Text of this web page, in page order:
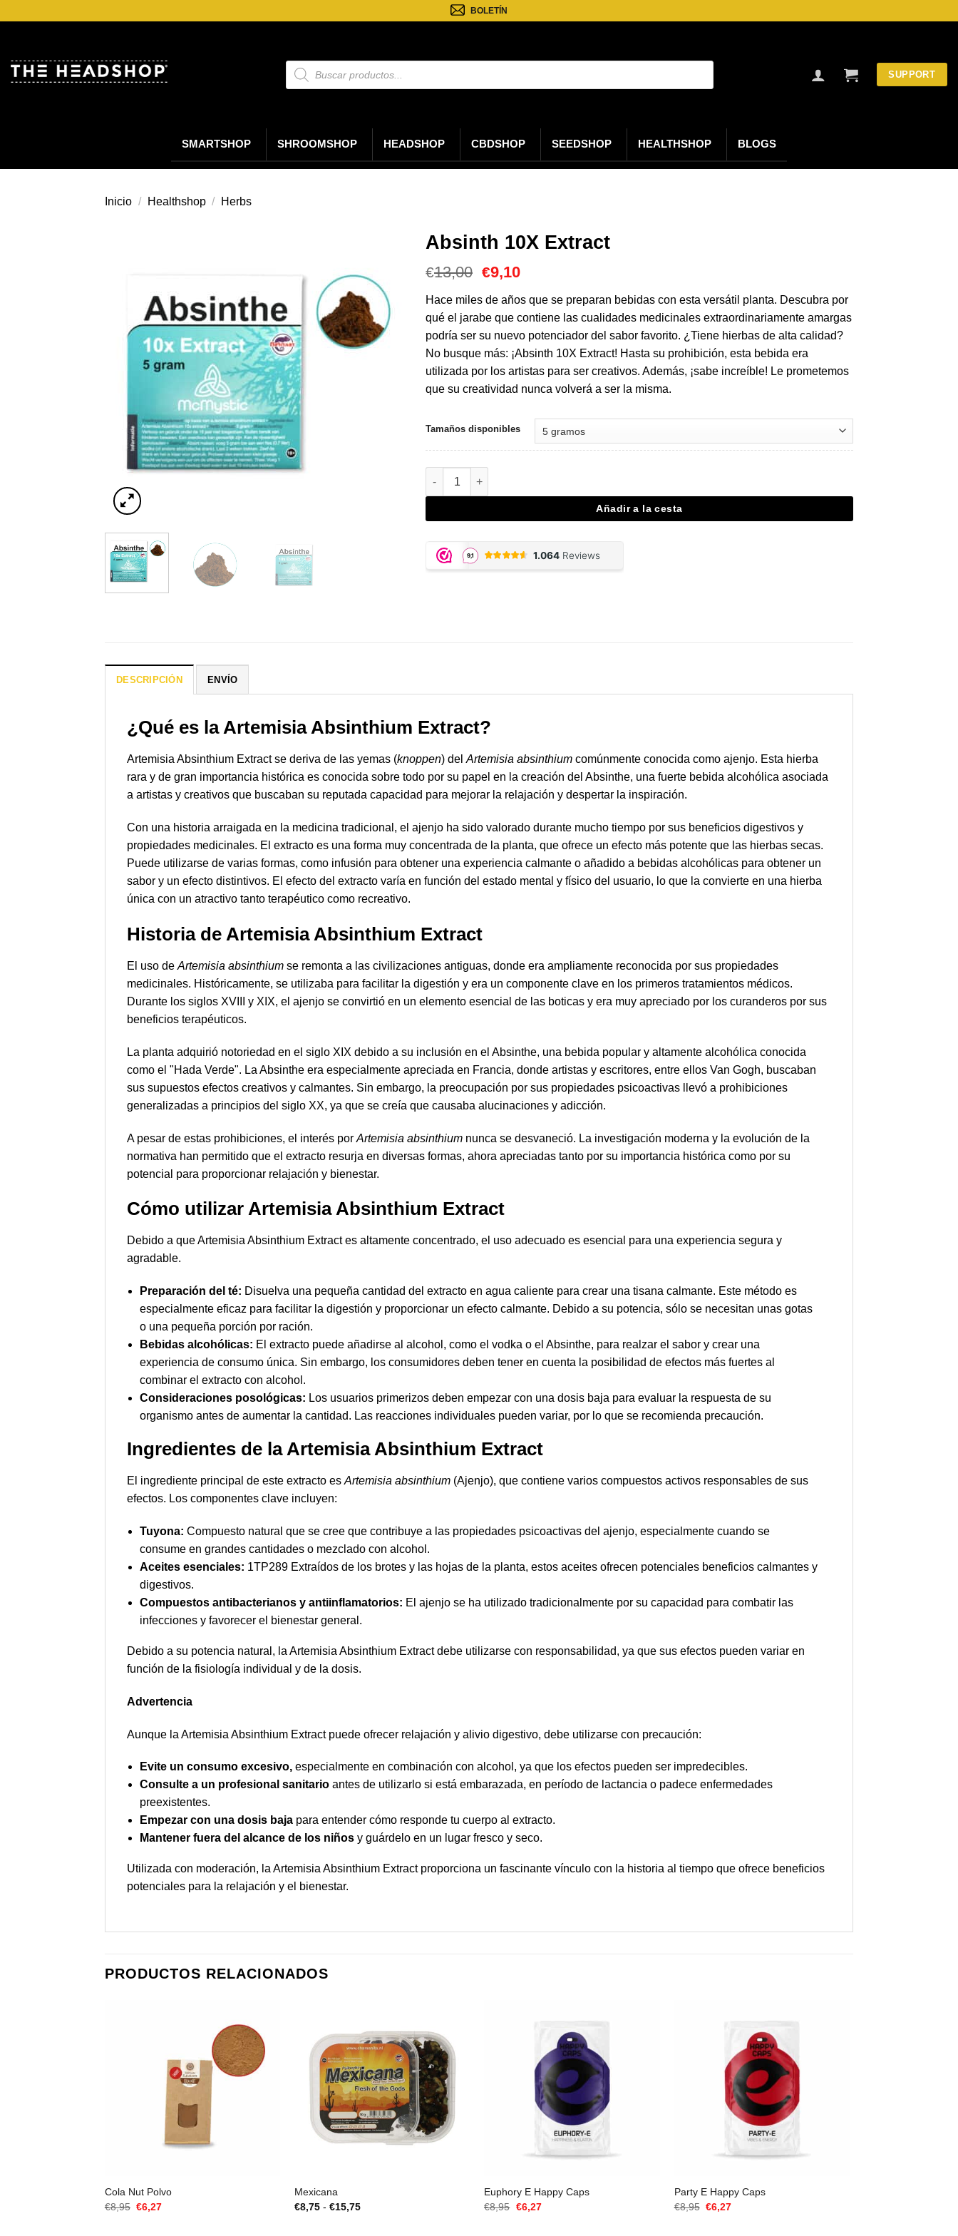
BOLETÍN
Búsqueda
de
productos
SUPPORT
SMARTSHOP SHROOMSHOP HEADSHOP CBDSHOP SEEDSHOP HEALTHSHOP BLOGS
Inicio / Healthshop / Herbs
Absinth 10X Extract
€13,00 El
original
era:
€13,00.
€9,10El
actual
es:
€9,10.
Hace miles de años que se preparan bebidas con esta versátil planta. Descubra por
qué el jarabe que contiene las cualidades medicinales extraordinariamente amargas
podría ser su nuevo potenciador del sabor favorito. ¿Tiene hierbas de alta calidad?
No busque más: ¡Absinth 10X Extract! Hasta su prohibición, esta bebida era
utilizada por los artistas para ser creativos. Además, ¡sabe increíble! Le prometemos
que su creatividad nunca volverá a ser la misma.
Tamaños disponibles
Absinth 10X Extract cantidad
Añadir a la cesta
DESCRIPCIÓN ENVÍO
¿Qué es la Artemisia Absinthium Extract?
Artemisia Absinthium Extract se deriva de las yemas (knoppen) del Artemisia absinthium comúnmente conocida como ajenjo. Esta hierba
rara y de gran importancia histórica es conocida sobre todo por su papel en la creación del Absinthe, una fuerte bebida alcohólica asociada
a artistas y creativos que buscaban su reputada capacidad para mejorar la relajación y despertar la inspiración.
Con una historia arraigada en la medicina tradicional, el ajenjo ha sido valorado durante mucho tiempo por sus beneficios digestivos y
propiedades medicinales. El extracto es una forma muy concentrada de la planta, que ofrece un efecto más potente que las hierbas secas.
Puede utilizarse de varias formas, como infusión para obtener una experiencia calmante o añadido a bebidas alcohólicas para obtener un
sabor y un efecto distintivos. El efecto del extracto varía en función del estado mental y físico del usuario, lo que la convierte en una hierba
única con un atractivo tanto terapéutico como recreativo.
Historia de Artemisia Absinthium Extract
El uso de Artemisia absinthium se remonta a las civilizaciones antiguas, donde era ampliamente reconocida por sus propiedades
medicinales. Históricamente, se utilizaba para facilitar la digestión y era un componente clave en los primeros tratamientos médicos.
Durante los siglos XVIII y XIX, el ajenjo se convirtió en un elemento esencial de las boticas y era muy apreciado por los curanderos por sus
beneficios terapéuticos.
La planta adquirió notoriedad en el siglo XIX debido a su inclusión en el Absinthe, una bebida popular y altamente alcohólica conocida
como el "Hada Verde". La Absinthe era especialmente apreciada en Francia, donde artistas y escritores, entre ellos Van Gogh, buscaban
sus supuestos efectos creativos y calmantes. Sin embargo, la preocupación por sus propiedades psicoactivas llevó a prohibiciones
generalizadas a principios del siglo XX, ya que se creía que causaba alucinaciones y adicción.
A pesar de estas prohibiciones, el interés por Artemisia absinthium nunca se desvaneció. La investigación moderna y la evolución de la
normativa han permitido que el extracto resurja en diversas formas, ahora apreciadas tanto por su importancia histórica como por su
potencial para proporcionar relajación y bienestar.
Cómo utilizar Artemisia Absinthium Extract
Debido a que Artemisia Absinthium Extract es altamente concentrado, el uso adecuado es esencial para una experiencia segura y
agradable.
Preparación del té: Disuelva una pequeña cantidad del extracto en agua caliente para crear una tisana calmante. Este método es
especialmente eficaz para facilitar la digestión y proporcionar un efecto calmante. Debido a su potencia, sólo se necesitan unas gotas
o una pequeña porción por ración.
Bebidas alcohólicas: El extracto puede añadirse al alcohol, como el vodka o el Absinthe, para realzar el sabor y crear una
experiencia de consumo única. Sin embargo, los consumidores deben tener en cuenta la posibilidad de efectos más fuertes al
combinar el extracto con alcohol.
Consideraciones posológicas: Los usuarios primerizos deben empezar con una dosis baja para evaluar la respuesta de su
organismo antes de aumentar la cantidad. Las reacciones individuales pueden variar, por lo que se recomienda precaución.
Ingredientes de la Artemisia Absinthium Extract
El ingrediente principal de este extracto es Artemisia absinthium (Ajenjo), que contiene varios compuestos activos responsables de sus
efectos. Los componentes clave incluyen:
Tuyona: Compuesto natural que se cree que contribuye a las propiedades psicoactivas del ajenjo, especialmente cuando se
consume en grandes cantidades o mezclado con alcohol.
Aceites esenciales: 1TP289 Extraídos de los brotes y las hojas de la planta, estos aceites ofrecen potenciales beneficios calmantes y
digestivos.
Compuestos antibacterianos y antiinflamatorios: El ajenjo se ha utilizado tradicionalmente por su capacidad para combatir las
infecciones y favorecer el bienestar general.
Debido a su potencia natural, la Artemisia Absinthium Extract debe utilizarse con responsabilidad, ya que sus efectos pueden variar en
función de la fisiología individual y de la dosis.
Advertencia
Aunque la Artemisia Absinthium Extract puede ofrecer relajación y alivio digestivo, debe utilizarse con precaución:
Evite un consumo excesivo, especialmente en combinación con alcohol, ya que los efectos pueden ser impredecibles.
Consulte a un profesional sanitario antes de utilizarlo si está embarazada, en período de lactancia o padece enfermedades
preexistentes.
Empezar con una dosis baja para entender cómo responde tu cuerpo al extracto.
Mantener fuera del alcance de los niños y guárdelo en un lugar fresco y seco.
Utilizada con moderación, la Artemisia Absinthium Extract proporciona un fascinante vínculo con la historia al tiempo que ofrece beneficios
potenciales para la relajación y el bienestar.
PRODUCTOS RELACIONADOS
Cola Nut Polvo
€8,95 El
€6,27El
Mexicana
€8,75 - €15,75Rango
Euphory E Happy Caps
€8,95 El
€6,27El
Party E Happy Caps
€8,95 El
€6,27El